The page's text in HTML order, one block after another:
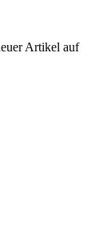
Artikel auf